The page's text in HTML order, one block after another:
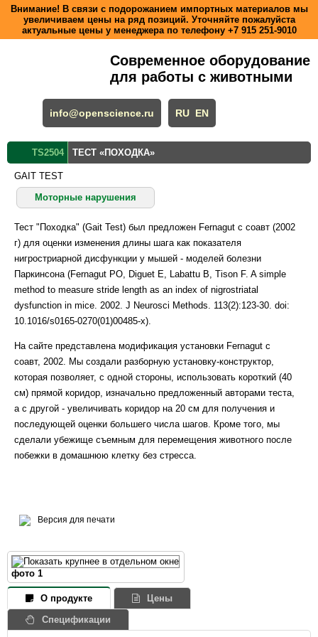
Внимание! В связи с подорожанием импортных материалов мы
увеличиваем цены на ряд позиций. Уточняйте пожалуйста
актуальные цены у менеджера по телефону +7 915 251-9010
Современное оборудование
для работы с животными
info@openscience.ru RU EN
TS2504 ТЕСТ «ПОХОДКА»
GAIT TEST
Моторные нарушения
Тест "Походка" (Gait Test) был предложен Fernagut c соавт (2002
г) для оценки изменения длины шага как показателя
нигростриарной дисфункции у мышей - моделей болезни
Паркинсона (Fernagut PO, Diguet E, Labattu B, Tison F. A simple
method to measure stride length as an index of nigrostriatal
dysfunction in mice. 2002. J Neurosci Methods. 113(2):123-30. doi:
10.1016/s0165-0270(01)00485-x).
На сайте представлена модификация установки Fernagut c
соавт, 2002. Мы создали разборную установку-конструктор,
которая позволяет, с одной стороны, использовать короткий (40
см) прямой коридор, изначально предложенный авторами теста,
а с другой - увеличивать коридор на 20 см для получения и
последующей оценки большего числа шагов. Кроме того, мы
сделали убежище съемным для перемещения животного после
побежки в домашнюю клетку без стресса.
Версия для печати
фото 1
О продукте
Цены
Спецификации